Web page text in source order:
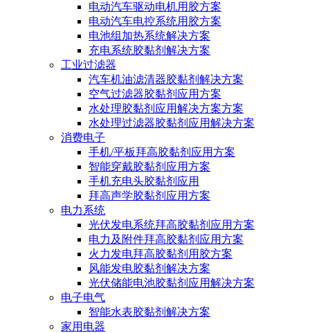
电动汽车驱动电机用胶方案
电动汽车电控系统用胶方案
电池组加热系统解决方案
充电系统胶黏剂解决方案
工业过滤器
汽车机油滤清器胶黏剂解决方案
空气过滤器胶黏剂应用方案
水处理胶黏剂应用解决方案方案
水处理过滤器胶黏剂应用解决方案
消费电子
手机/平板拜高胶黏剂应用方案
智能穿戴胶黏剂应用方案
手机充电头胶黏剂应用
拜高声学胶黏剂应用方案
电力系统
光伏发电系统拜高胶黏剂应用方案
电力及附件拜高胶黏剂应用方案
火力发电拜高胶黏剂用胶方案
风能发电胶黏剂解决方案
光伏储能电池胶黏剂应用解决方案
电子电气
智能水表胶黏剂解决方案
家用电器